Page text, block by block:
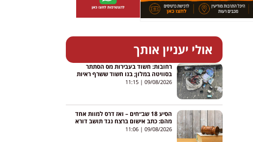
אולי יעניין אותך
רחובות: חשוד בעבירות מס הסתתר
בסוויטה במלון; בנו חשוד ששרף ראיות
על מנגל
09/08/2026
11:15
הסיע 18 שב״חים – ואז דרס למוות אחד
מהם: כתב אישום ברצח נגד תושב דורא
09/08/2026
11:06